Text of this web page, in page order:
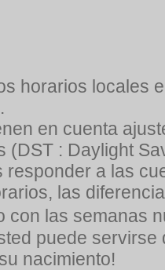
horarios locales
en cuenta
(DST : Daylight
responder a las
las
con las semanas
puede
nacimiento!